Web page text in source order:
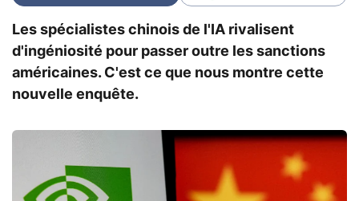
Les spécialistes chinois de l'IA rivalisent
d'ingéniosité pour passer outre les sanctions
américaines. C'est ce que nous montre cette
nouvelle enquête.